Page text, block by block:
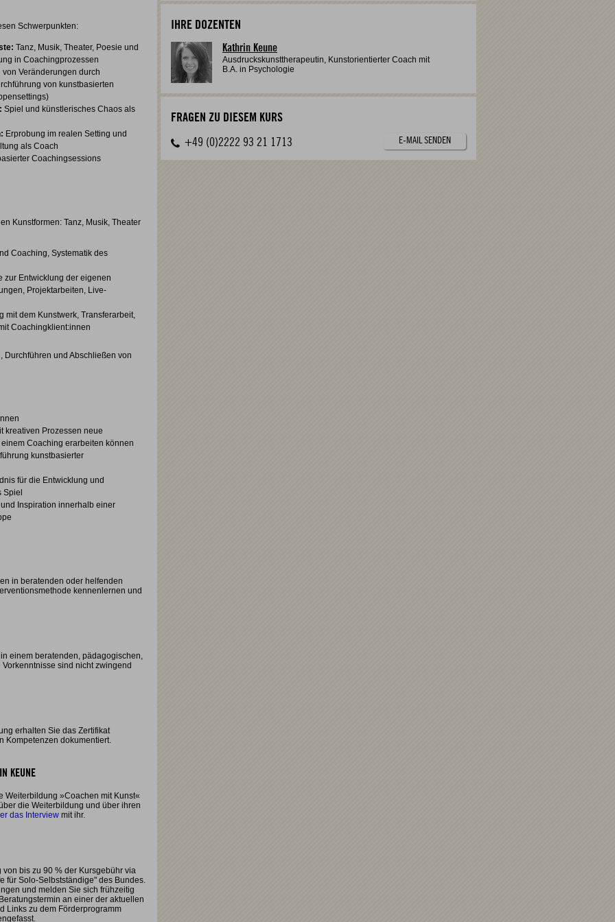
Schwerpunkten:
Tanz, Musik, Theater, Poesie und
in Coachingprozessen
Veränderungen durch
von kunstbasierten
Spiel und künstlerisches Chaos als
Erprobung im realen Setting und
als Coach
Coachingsessions
Kunstformen: Tanz, Musik, Theater
Coaching, Systematik des
zur Entwicklung der eigenen
Projektarbeiten, Live-
mit dem Kunstwerk, Transferarbeit,
Coachingklient:innen
und Abschließen von
kreativen Prozessen neue
Coaching erarbeiten können
kunstbasierter
für die Entwicklung und
Inspiration innerhalb einer
in beratenden oder helfenden
kennenlernen und
einem beratenden, pädagogischen,
sind nicht zwingend
erhalten Sie das Zertifikat
Kompetenzen dokumentiert.
KEUNE
Weiterbildung »Coachen mit Kunst«
die Weiterbildung und über ihren
das Interview mit ihr.
bis zu 90 % der Kursgebühr via
für Solo-Selbstständige" des Bundes.
und melden Sie sich frühzeitig
an einer der aktuellen
Links zu dem Förderprogramm
IHRE DOZENTEN
Kathrin Keune
Ausdruckskunsttherapeutin, Kunstorientierter Coach mit
B.A. in Psychologie
FRAGEN ZU DIESEM KURS
+49 (0)2222 93 21 1713
E-MAIL SENDEN